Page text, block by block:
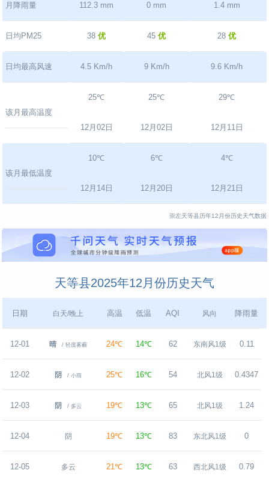
月降雨量 112.3 mm 0 mm 1.4 mm
日均PM25 38优 45优 28优
日均最高风速 4.5 Km/h 9 Km/h 9.6 Km/h
该月最高温度
25℃
12月02日
25℃
12月02日
29℃
12月11日
该月最低温度
10℃
12月14日
6℃
12月20日
4℃
12月21日
崇左天等县历年12月份历史天气数据
天等县2025年12月份历史天气
日期 白天/晚上 高温 低温 AQI 风向 降雨量
12-01 晴 / 轻度雾霾 24℃ 14℃ 62 东南风1级 0.11
12-02 阴 / 小雨 25℃ 16℃ 54 北风1级 0.4347
12-03 阴 / 多云 19℃ 13℃ 65 北风1级 1.24
12-04 阴 19℃ 13℃ 83 东北风1级 0
12-05 多云 21℃ 13℃ 63 西北风1级 0.79